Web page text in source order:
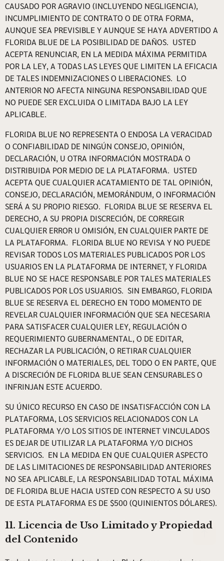
CAUSADO POR AGRAVIO (INCLUYENDO NEGLIGENCIA),
INCUMPLIMIENTO DE CONTRATO O DE OTRA FORMA,
AUNQUE SEA PREVISIBLE Y AUNQUE SE HAYA ADVERTIDO A
FLORIDA BLUE DE LA POSIBILIDAD DE DAÑOS. USTED
ACEPTA RENUNCIAR, EN LA MEDIDA MÁXIMA PERMITIDA
POR LA LEY, A TODAS LAS LEYES QUE LIMITEN LA EFICACIA
DE TALES INDEMNIZACIONES O LIBERACIONES. LO
ANTERIOR NO AFECTA NINGUNA RESPONSABILIDAD QUE
NO PUEDE SER EXCLUIDA O LIMITADA BAJO LA LEY
APLICABLE.
FLORIDA BLUE NO REPRESENTA O ENDOSA LA VERACIDAD
O CONFIABILIDAD DE NINGÚN CONSEJO, OPINIÓN,
DECLARACIÓN, U OTRA INFORMACIÓN MOSTRADA O
DISTRIBUIDA POR MEDIO DE LA PLATAFORMA. USTED
ACEPTA QUE CUALQUIER ACATAMIENTO DE TAL OPINIÓN,
CONSEJO, DECLARACIÓN, MEMORÁNDUM, O INFORMACIÓN
SERÁ A SU PROPIO RIESGO. FLORIDA BLUE SE RESERVA EL
DERECHO, A SU PROPIA DISCRECIÓN, DE CORREGIR
CUALQUIER ERROR U OMISIÓN, EN CUALQUIER PARTE DE
LA PLATAFORMA. FLORIDA BLUE NO REVISA Y NO PUEDE
REVISAR TODOS LOS MATERIALES PUBLICADOS POR LOS
USUARIOS EN LA PLATAFORMA DE INTERNET, Y FLORIDA
BLUE NO SE HACE RESPONSABLE POR TALES MATERIALES
PUBLICADOS POR LOS USUARIOS. SIN EMBARGO, FLORIDA
BLUE SE RESERVA EL DERECHO EN TODO MOMENTO DE
REVELAR CUALQUIER INFORMACIÓN QUE SEA NECESARIA
PARA SATISFACER CUALQUIER LEY, REGULACIÓN O
REQUERIMIENTO GUBERNAMENTAL, O DE EDITAR,
RECHAZAR LA PUBLICACIÓN, O RETIRAR CUALQUIER
INFORMACIÓN O MATERIALES, DEL TODO O EN PARTE, QUE
A DISCRECIÓN DE FLORIDA BLUE SEAN CENSURABLES O
INFRINJAN ESTE ACUERDO.
SU ÚNICO RECURSO EN CASO DE INSATISFACCIÓN CON LA
PLATAFORMA, LOS SERVICIOS RELACIONADOS CON LA
PLATAFORMA Y/O LOS SITIOS DE INTERNET VINCULADOS
ES DEJAR DE UTILIZAR LA PLATAFORMA Y/O DICHOS
SERVICIOS. EN LA MEDIDA EN QUE CUALQUIER ASPECTO
DE LAS LIMITACIONES DE RESPONSABILIDAD ANTERIORES
NO SEA APLICABLE, LA RESPONSABILIDAD TOTAL MÁXIMA
DE FLORIDA BLUE HACIA USTED CON RESPECTO A SU USO
DE ESTA PLATAFORMA ES DE $500 (QUINIENTOS DÓLARES).
11. Licencia de Uso Limitado y Propiedad
del Contenido